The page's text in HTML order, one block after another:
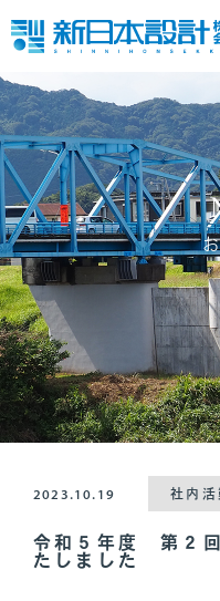
2023.10.19 社内活
令和５年度 第２
たしました